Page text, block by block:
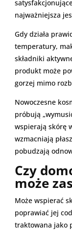
najważniejsza
Gdy działa
temperatury,
składniki
produkt może
gorzej mimo
Nowoczesne
próbują
wspierają skórę
wzmacniają
pobudzają
Czy
może
Może wspierać
poprawiać jej
traktowana jako